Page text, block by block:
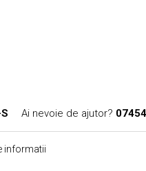
Ai nevoie de ajutor?
informatii